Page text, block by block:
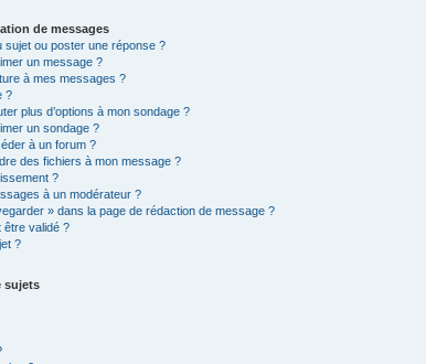
de messages
sujet ou poster une réponse ?
un message ?
à mes messages ?
?
plus d’options à mon sondage ?
un sondage ?
à un forum ?
des fichiers à mon message ?
?
à un modérateur ?
» dans la page de rédaction de message ?
être validé ?
?
sujets